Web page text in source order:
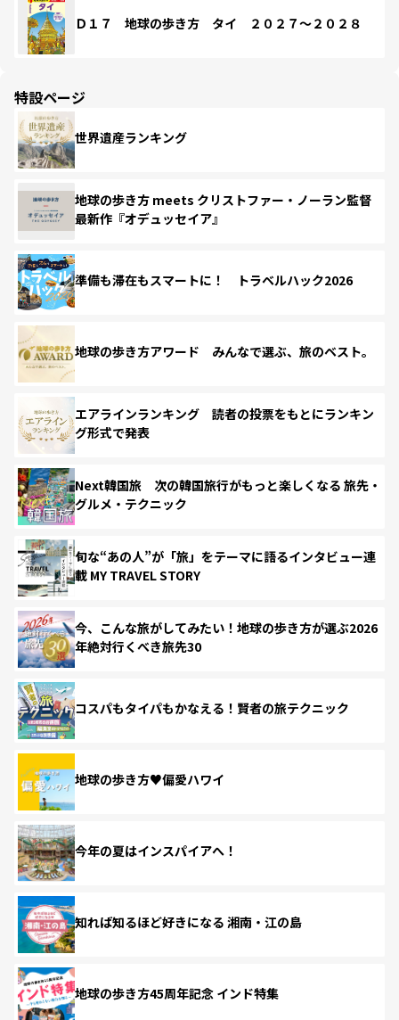
Ｄ１７ 地球の歩き方 タイ ２０２７～２０２８
特設ページ
世界遺産ランキング
地球の歩き方 meets クリストファー・ノーラン監督
最新作『オデュッセイア』
準備も滞在もスマートに！ トラベルハック2026
地球の歩き方アワード みんなで選ぶ、旅のベスト。
エアラインランキング 読者の投票をもとにランキン
グ形式で発表
Next韓国旅 次の韓国旅行がもっと楽しくなる 旅先・
グルメ・テクニック
旬な“あの人”が「旅」をテーマに語るインタビュー連
載 MY TRAVEL STORY
今、こんな旅がしてみたい！地球の歩き方が選ぶ2026
年絶対行くべき旅先30
コスパもタイパもかなえる！賢者の旅テクニック
地球の歩き方♥偏愛ハワイ
今年の夏はインスパイアへ！
知れば知るほど好きになる 湘南・江の島
地球の歩き方45周年記念 インド特集